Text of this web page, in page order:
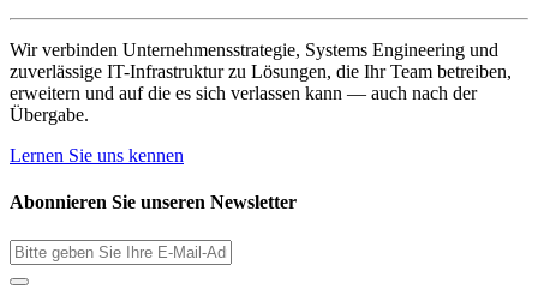
Wir verbinden Unternehmensstrategie, Systems Engineering und
zuverlässige IT-Infrastruktur zu Lösungen, die Ihr Team betreiben,
erweitern und auf die es sich verlassen kann — auch nach der
Übergabe.
Lernen Sie uns kennen
Abonnieren Sie unseren Newsletter